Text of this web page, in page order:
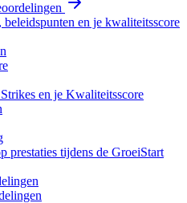
en je kwaliteitsscore
en je Kwaliteitsscore
prestaties tijdens de GroeiStart